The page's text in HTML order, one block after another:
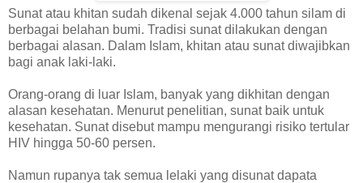
Sunat atau khitan sudah dikenal sejak 4.000 tahun silam di
berbagai belahan bumi. Tradisi sunat dilakukan dengan
berbagai alasan. Dalam Islam, khitan atau sunat diwajibkan
bagi anak laki-laki.
Orang-orang di luar Islam, banyak yang dikhitan dengan
alasan kesehatan. Menurut penelitian, sunat baik untuk
kesehatan. Sunat disebut mampu mengurangi risiko tertular
HIV hingga 50-60 persen.
Namun rupanya tak semua lelaki yang disunat dapata